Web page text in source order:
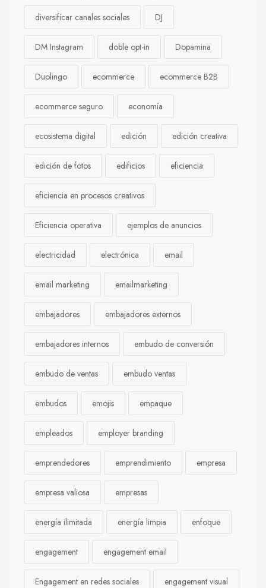
diversificar canales sociales DJ
DM Instagram doble opt-in Dopamina
Duolingo ecommerce ecommerce B2B
ecommerce seguro economía
ecosistema digital edición edición creativa
edición de fotos edificios eficiencia
eficiencia en procesos creativos
Eficiencia operativa ejemplos de anuncios
electricidad electrónica email
email marketing emailmarketing
embajadores embajadores externos
embajadores internos embudo de conversión
embudo de ventas embudo ventas
embudos emojis empaque
empleados employer branding
emprendedores emprendimiento empresa
empresa valiosa empresas
energía ilimitada energía limpia enfoque
engagement engagement email
Engagement en redes sociales engagement visual